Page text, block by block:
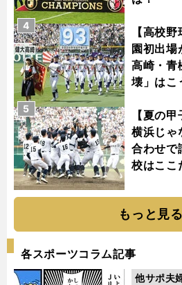
【高校
園初出場
高崎・青
壊」はこ
4
【夏の
横浜じゃ
合わせで
校はここ
5
もっと見る
各スポーツコラム記事
他サポ夫